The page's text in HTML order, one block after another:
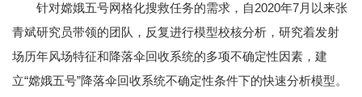
针对嫦娥五号网格化搜救任务的需求，自2020年7月以来张
青斌研究员带领的团队，反复进行模型校核分析，研究着发射
场历年风场特征和降落伞回收系统的多项不确定性因素，建
立“嫦娥五号”降落伞回收系统不确定性条件下的快速分析模型。